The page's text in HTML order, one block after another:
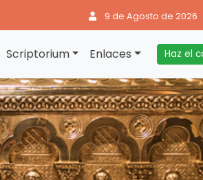
9 de Agosto de 2026
Scriptorium Enlaces Haz el